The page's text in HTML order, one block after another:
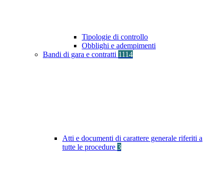
Tipologie di controllo
Obblighi e adempimenti
Bandi di gara e contratti 1114
Atti e documenti di carattere generale riferiti a
tutte le procedure 3